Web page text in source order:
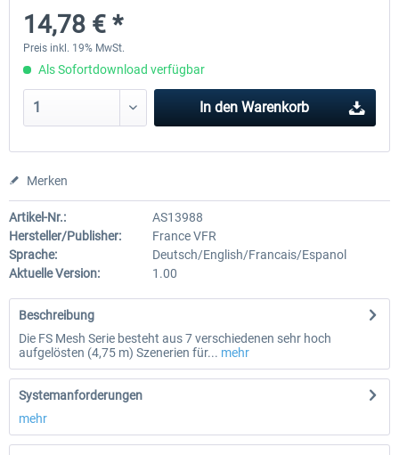
29,95 € *
14,78 € *
Preis inkl. 19% MwSt.
Als Sofortdownload verfügbar
In den Warenkorb
Merken
Artikel-Nr.:
AS13988
Hersteller/Publisher:
France VFR
Sprache:
Deutsch/English/Francais/Espanol
Aktuelle Version:
1.00
Beschreibung
Die FS Mesh Serie besteht aus 7 verschiedenen sehr hoch
aufgelösten (4,75 m) Szenerien für... mehr
Systemanforderungen
mehr